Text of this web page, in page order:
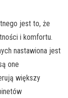
jest to, że
i komfortu.
nastawiona jest
one
większy